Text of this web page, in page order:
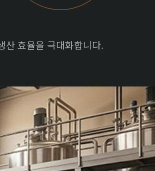
산 효율을 극대화합니다.